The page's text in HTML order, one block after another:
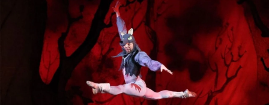
MAGAZİN